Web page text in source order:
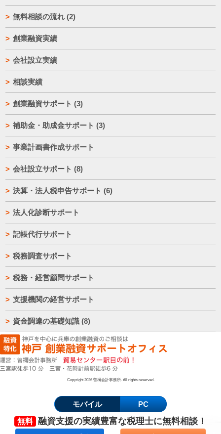
無料相談の流れ (2)
創業融資実績
会社設立実績
相談実績
創業融資サポート (3)
補助金・助成金サポート (3)
事業計画書作成サポート
会社設立サポート (8)
決算・法人税申告サポート (6)
法人化診断サポート
記帳代行サポート
税務調査サポート
税務・経営顧問サポート
支援機関の経営サポート
資金調達の基礎知識 (8)
Copyright 2026 曽禰会計事務所. All rights reserved.
無料 融資支援の実績豊富な税理士に無料相談！
モバイル PC